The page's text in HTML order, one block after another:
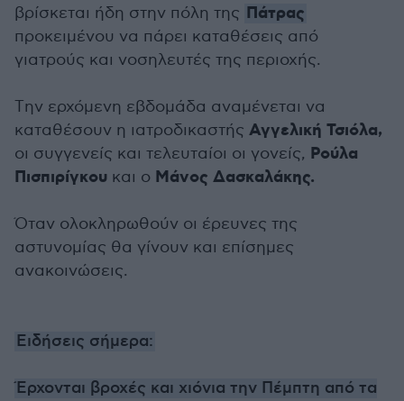
βρίσκεται ήδη στην πόλη της Πάτρας
προκειμένου να πάρει καταθέσεις από
γιατρούς και νοσηλευτές της περιοχής.
Tην ερχόμενη εβδομάδα αναμένεται να
καταθέσουν η ιατροδικαστής Αγγελική Τσιόλα,
οι συγγενείς και τελευταίοι οι γονείς, Ρούλα
Πισπιρίγκου και ο Μάνος Δασκαλάκης.
Όταν ολοκληρωθούν οι έρευνες της
αστυνομίας θα γίνουν και επίσημες
ανακοινώσεις.
Ειδήσεις σήμερα:
Έρχονται βροχές και χιόνια την Πέμπτη από τα